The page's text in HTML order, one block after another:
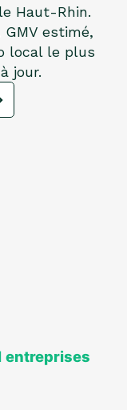
Haut-Rhin.
estimé,
local le plus
jour.
entreprises